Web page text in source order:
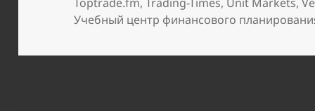
Учебный центр финансового